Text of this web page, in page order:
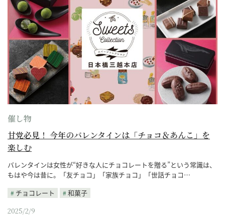
催し物
甘党必見！ 今年のバレンタインは「チョコ＆あんこ」を
楽しむ
バレンタインは女性が“好きな人にチョコレートを贈る”という常識は、
もはや今は昔に。「友チョコ」「家族チョコ」「世話チョコ…
チョコレート
和菓子
2025/2/9